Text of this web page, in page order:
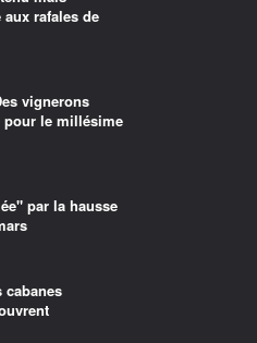
rafales de
vignerons
le millésime
par la hausse
cabanes